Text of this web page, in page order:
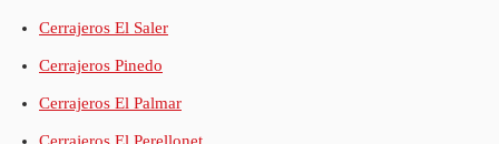
Cerrajeros El Saler
Cerrajeros Pinedo
Cerrajeros El Palmar
Cerrajeros El Perellonet